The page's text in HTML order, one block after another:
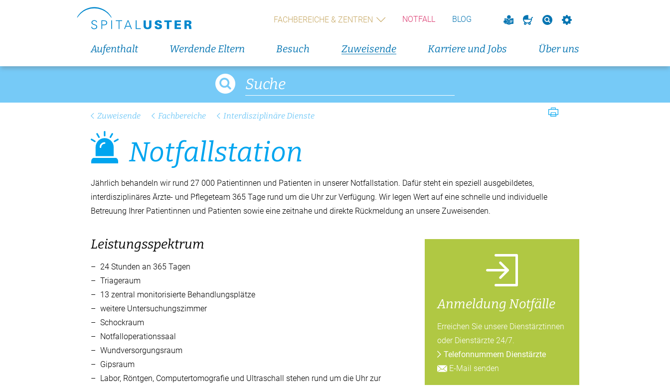
FACHBEREICHE & ZENTREN NOTFALL BLOG
Aufenthalt Werdende Eltern Besuch Zuweisende Karriere und Jobs Über uns
Zuweisende Fachbereiche Interdisziplinäre Dienste
Not­fall­sta­ti­on
Jährlich behandeln wir rund 27 000 Patientinnen und Patienten in unserer Notfallstation. Dafür steht ein speziell ausgebildetes,
interdisziplinäres Ärzte- und Pflegeteam 365 Tage rund um die Uhr zur Verfügung. Wir legen Wert auf eine schnelle und individuelle
Betreuung Ihrer Patientinnen und Patienten sowie eine zeitnahe und direkte Rückmeldung an unsere Zuweisenden.
Leistungsspektrum
24 Stunden an 365 Tagen
Triageraum
13 zentral monitorisierte Behandlungsplätze
weitere Untersuchungszimmer
Schockraum
Notfalloperationssaal
Wundversorgungsraum
Gipsraum
Labor, Röntgen, Computertomografie und Ultraschall stehen rund um die Uhr zur
Anmeldung Notfälle
Erreichen Sie unsere Dienstärztinnen
oder Dienstärzte 24/7.
Telefonnummern Dienstärzte
E-Mail senden
So sind wir organisiert
Fachpersonen-Suche
Qualität
Nachhaltigkeit
Veranstaltungen und Fortbildungen
Downloadcenter
Partner
Geburtsvorbereitungskurs
Alle Veranstaltungen und Fortbildungen
Aktuelles
Veranstaltungen und Fortbildungen